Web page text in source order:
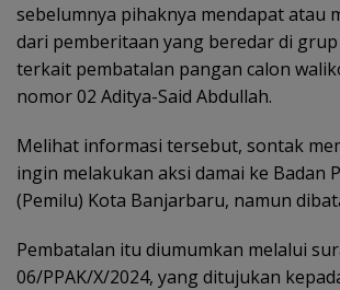
sebelumnya pihaknya mendapat atau
dari pemberitaan yang beredar di
terkait pembatalan pangan calon
nomor 02 Aditya-Said Abdullah.
Melihat informasi tersebut, sontak
ingin melakukan aksi damai ke Badan
(Pemilu) Kota Banjarbaru, namun
Pembatalan itu diumumkan melalui
06/PPAK/X/2024, yang ditujukan